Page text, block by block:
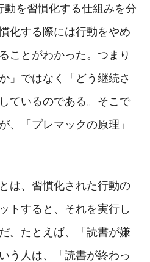
動を習慣化する仕組みを分
化する際には行動をやめ
ことがわかった。つまり
」ではなく「どう継続さ
ているのである。そこで
、「プレマックの原理」
は、習慣化された行動の
トすると、それを実行し
。たとえば、「読書が嫌
う人は、「読書が終わっ